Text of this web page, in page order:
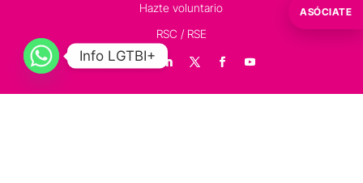
Hazte voluntario
RSC / RSE
ASÓCIATE
Info LGTBI+